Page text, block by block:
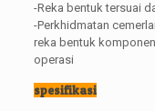
-Reka bentuk tersuai
-Perkhidmatan
reka bentuk
operasi
spesifikasi